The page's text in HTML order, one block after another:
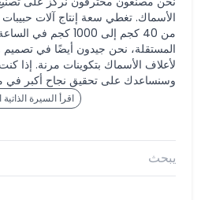
الأسماك. تغطي سعة إنتاج آلات حبيبات
من 40 كجم إلى 1000
المستقلة، نحن جيدون أيضًا في
لأعلاف الأسماك بتكوينات مرنة. إذا
وسنساعدك على تحقيق نجاح أكبر في
اقرأ السيرة الذاتية